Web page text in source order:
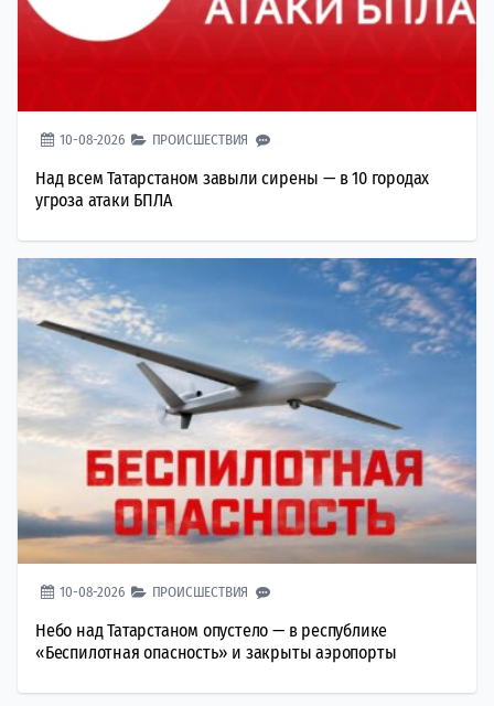
10-08-2026 ПРОИСШЕСТВИЯ
Над всем Татарстаном завыли сирены — в 10 городах
угроза атаки БПЛА
10-08-2026 ПРОИСШЕСТВИЯ
Небо над Татарстаном опустело — в республике
«Беспилотная опасность» и закрыты аэропорты